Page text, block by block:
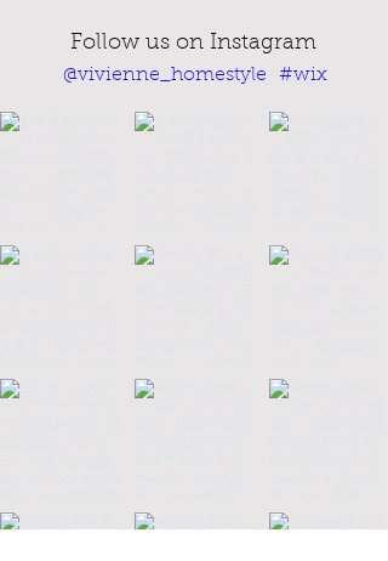
Follow us on Instagram
#wix
@vivienne_homestyle